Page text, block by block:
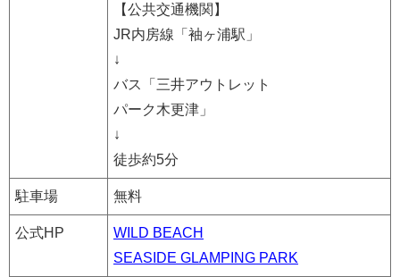
【公共交通機関】
JR内房線「袖ヶ浦駅」
↓
バス「三井アウトレット
パーク木更津」
↓
徒歩約5分
駐車場 無料
公式HP
WILD BEACH
SEASIDE GLAMPING PARK